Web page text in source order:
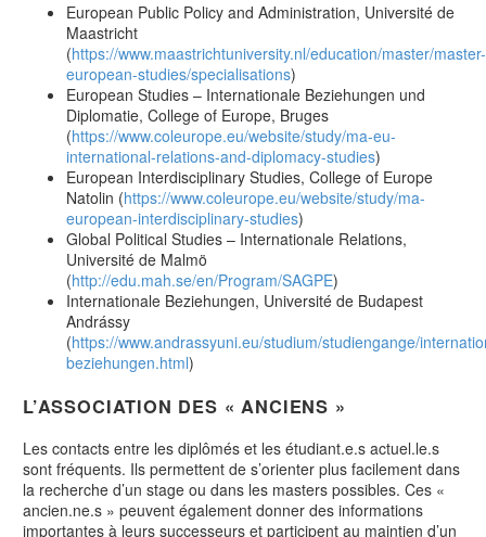
European Public Policy and Administration, Université de
Maastricht
(https://www.maastrichtuniversity.nl/education/master/master-
european-studies/specialisations)
European Studies – Internationale Beziehungen und
Diplomatie, College of Europe, Bruges
(https://www.coleurope.eu/website/study/ma-eu-
international-relations-and-diplomacy-studies)
European Interdisciplinary Studies, College of Europe
Natolin (https://www.coleurope.eu/website/study/ma-
european-interdisciplinary-studies)
Global Political Studies – Internationale Relations,
Université de Malmö
(http://edu.mah.se/en/Program/SAGPE)
Internationale Beziehungen, Université de Budapest
Andrássy
(https://www.andrassyuni.eu/studium/studiengange/
beziehungen.html)
L’ASSOCIATION DES « ANCIENS »
Les contacts entre les diplômés et les étudiant.e.s actuel.le.s
sont fréquents. Ils permettent de s’orienter plus facilement dans
la recherche d’un stage ou dans les masters possibles. Ces «
ancien.ne.s » peuvent également donner des informations
importantes à leurs successeurs et participent au maintien d’un